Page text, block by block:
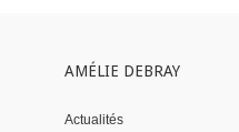
AMÉLIE DEBRAY
Actualités